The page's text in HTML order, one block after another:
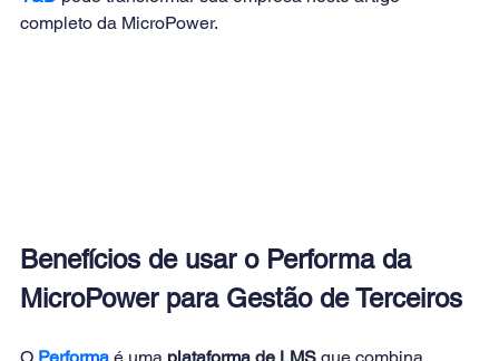
completo da MicroPower.
Benefícios de usar o Performa da
MicroPower para Gestão de Terceiros
O Performa é uma plataforma de LMS que combina